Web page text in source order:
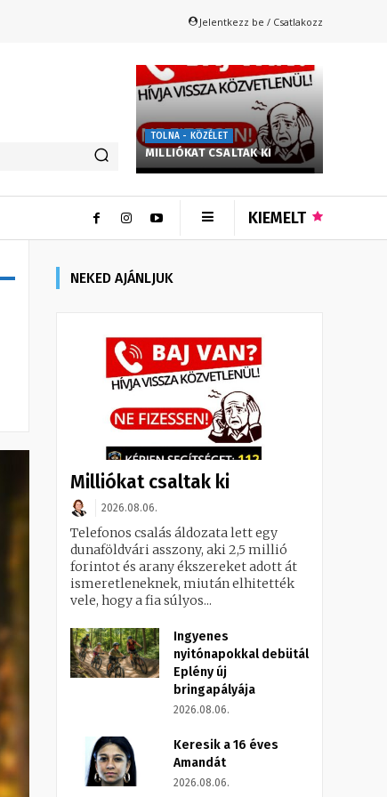
Jelentkezz be / Csatlakozz
TOLNA - KÖZÉLET
MILLIÓKAT CSALTAK KI
KIEMELT
NEKED AJÁNLJUK
Milliókat csaltak ki
2026.08.06.
Telefonos csalás áldozata lett egy
dunaföldvári asszony, aki 2,5 millió
forintot és arany ékszereket adott át
ismeretleneknek, miután elhitették
vele, hogy a fia súlyos...
Ingyenes
nyitónapokkal debütál
Eplény új
bringapályája
2026.08.06.
Keresik a 16 éves
Amandát
2026.08.06.